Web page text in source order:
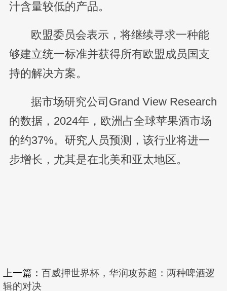
汁含量较低的产品。
欧盟委员会表示，将继续寻求一种能
够建立统一标准并获得所有欧盟成员国支
持的解决方案。
据市场研究公司Grand View Research
的数据，2024年，欧洲占全球苹果酒市场
的约37%。研究人员预测，该行业将进一
步增长，尤其是在北美和亚太地区。
上一篇： 百威押世界杯，华润攻苏超：两种啤酒逻
辑的对决